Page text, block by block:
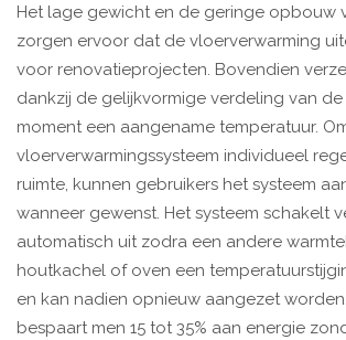
Het lage gewicht en de geringe opbouw
zorgen ervoor dat de vloerverwarming
voor renovatieprojecten. Bovendien
dankzij de gelijkvormige verdeling van
moment een aangename temperatuur.
vloerverwarmingssysteem individueel
ruimte, kunnen gebruikers het systeem
wanneer gewenst. Het systeem schakelt
automatisch uit zodra een andere
houtkachel of oven een
en kan nadien opnieuw aangezet
bespaart men 15 tot 35% aan energie